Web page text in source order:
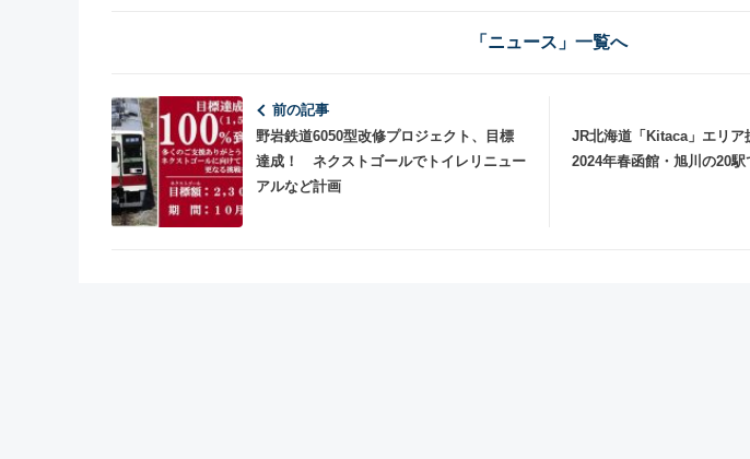
「ニュース」一覧へ
前の記事
野岩鉄道6050型改修プロジェクト、目標
達成！ ネクストゴールでトイレリニュー
アルなど計画
JR北海道「Kitaca」エリ
2024年春函館・旭川の20